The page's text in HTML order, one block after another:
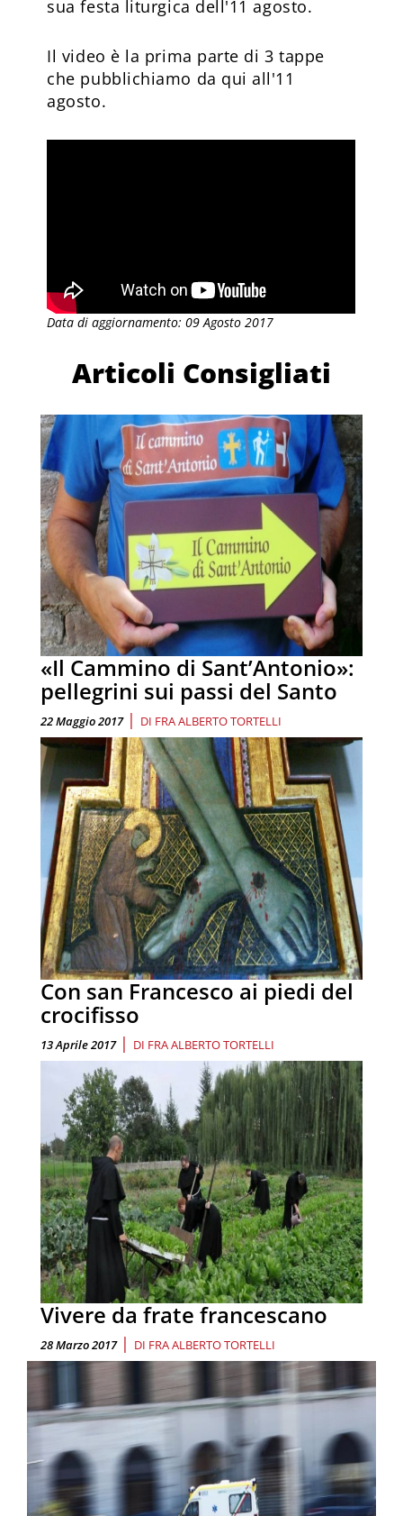
sua festa liturgica dell'11 agosto.
Il video è la prima parte di 3 tappe
che pubblichiamo da qui all'11
agosto.
Data di aggiornamento: 09 Agosto 2017
Articoli Consigliati
«Il Cammino di Sant’Antonio»:
pellegrini sui passi del Santo
22 Maggio 2017 | DI FRA ALBERTO TORTELLI
Con san Francesco ai piedi del
crocifisso
13 Aprile 2017 | DI FRA ALBERTO TORTELLI
Vivere da frate francescano
28 Marzo 2017 | DI FRA ALBERTO TORTELLI